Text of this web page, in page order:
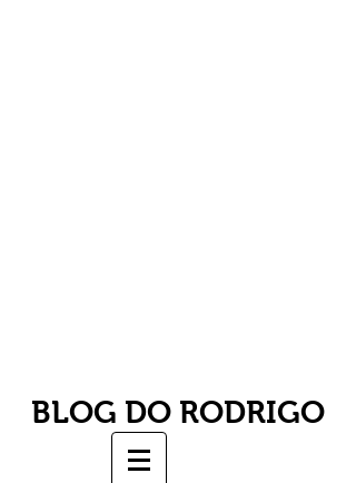
BLOG DO RODRIGO